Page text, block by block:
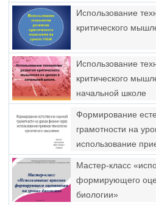
Использование
критического
Использование
критического
начальной школе
Формирование
грамотности на
использование
Мастер-класс
формирующего
биологии»